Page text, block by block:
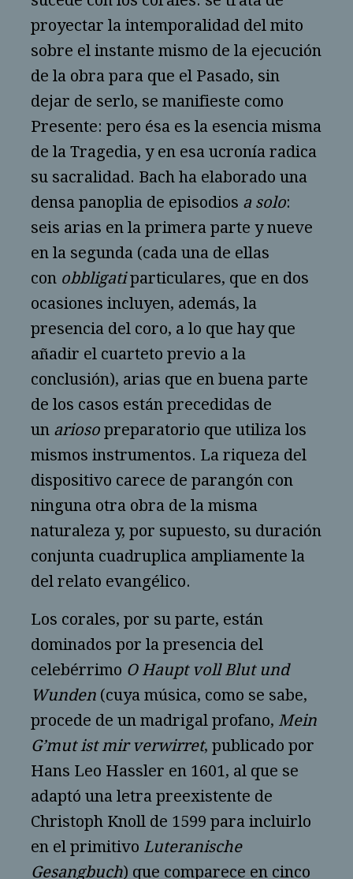
proyectar la intemporalidad del mito
sobre el instante mismo de la ejecución
de la obra para que el Pasado, sin
dejar de serlo, se manifieste como
Presente: pero ésa es la esencia misma
de la Tragedia, y en esa ucronía radica
su sacralidad. Bach ha elaborado una
densa panoplia de episodios a solo:
seis arias en la primera parte y nueve
en la segunda (cada una de ellas
con obbligatiparticulares, que en dos
ocasiones incluyen, además, la
presencia del coro, a lo que hay que
añadir el cuarteto previo a la
conclusión), arias que en buena parte
de los casos están precedidas de
un arioso preparatorio que utiliza los
mismos instrumentos. La riqueza del
dispositivo carece de parangón con
ninguna otra obra de la misma
naturaleza y, por supuesto, su duración
conjunta cuadruplica ampliamente la
del relato evangélico.
Los corales, por su parte, están
dominados por la presencia del
celebérrimo O Haupt voll Blut und
Wunden (cuya música, como se sabe,
procede de un madrigal profano, Mein
G’mut ist mir verwirret, publicado por
Hans Leo Hassler en 1601, al que se
adaptó una letra preexistente de
Christoph Knoll de 1599 para incluirlo
en el primitivo Luteranische
Gesangbuch) que comparece en cinco